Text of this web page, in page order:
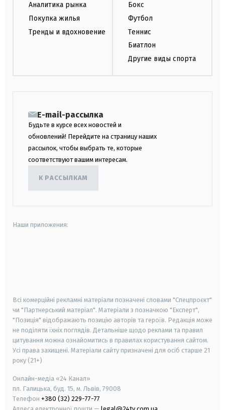
Аналитика рынка
Покупка жилья
Тренды и вдохновение
Бокс
Футбол
Теннис
Биатлон
Другие виды спорта
E-mail-рассылка
Будьте в курсе всех новостей и
обновлений! Перейдите на страницу наших
рассылок, чтобы выбрать те, которые
соответствуют вашим интересам.
К РАССЫЛКАМ
Наши приложения:
Всі комерційні рекламні матеріали позначені словами "Спецпроєкт"
чи "Партнерський матеріал". Матеріали з позначкою "Експерт",
"Позиція" відображають позицію авторів та героїв. Редакція може
не поділяти їхніх поглядів. Детальніше щодо реклами та правил
цитування можна ознайомитись в правилах користування сайтом.
Усі права захищені. Матеріали сайту призначені для осіб старше 21
року (21+)
Онлайн-медіа «24 Канал»
пл. Галицька, буд. 15, м. Львів, 79008
Телефон +380 (32) 229-77-77